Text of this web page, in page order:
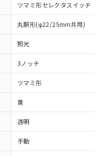
ツマミ形セレクタスイッチ
丸胴形(φ22/25mm共用)
照光
3ノッチ
ツマミ形
黄
透明
手動